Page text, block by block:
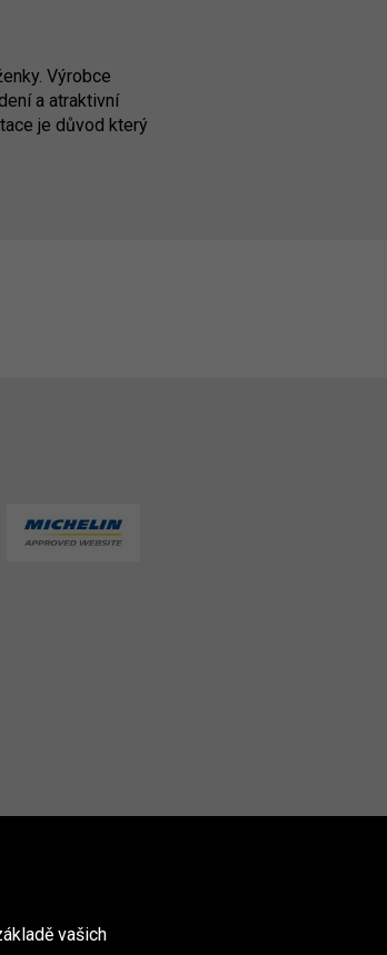
Výrobce
a atraktivní
je důvod který
vašich